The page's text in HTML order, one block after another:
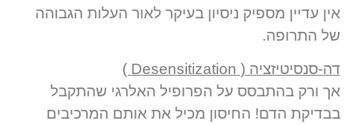
אין עדיין מספיק ניסיון בעיקר לאור העלות הגבוהה
של התרופה.
דה-סנסיטיזציה ( Desensitization )
אך ורק בהתבסס על הפרופיל האלרגי שהתקבל
בבדיקת הדם! החיסון מכיל את אותם המרכיבים